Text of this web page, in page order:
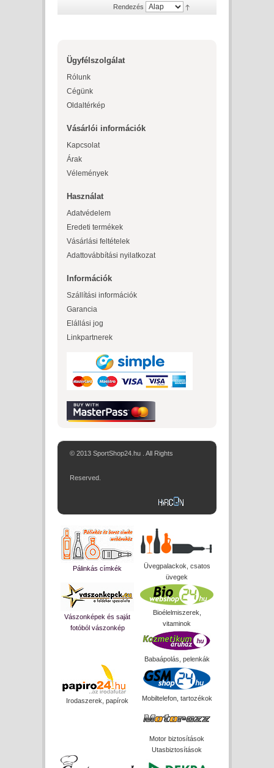
Rendezés
Ügyfélszolgálat
Rólunk
Cégünk
Oldaltérkép
Vásárlói információk
Kapcsolat
Árak
Vélemények
Használat
Adatvédelem
Eredeti termékek
Vásárlási feltételek
Adattovábbítási nyilatkozat
Információk
Szállítási információk
Garancia
Elállási jog
Linkpartnerek
© 2013 SportShop24.hu . All Rights
Reserved.
Pálinkás címkék
Üvegpalackok, csatos
üvegek
Vászonképek és saját
fotóból vászonkép
Bioélelmiszerek,
vitaminok
Babaápolás, pelenkák
Irodaszerek, papírok Mobiltelefon, tartozékok
Motor biztosítások
Utasbiztosítások